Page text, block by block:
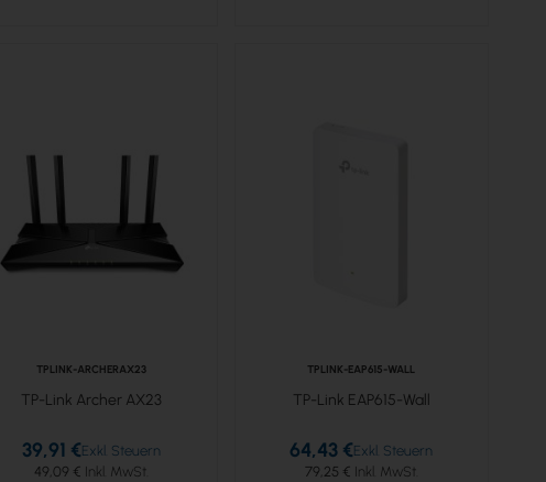
TPLINK-ARCHERAX23
TP-Link Archer AX23
49,09 €
39,91 €
TPLINK-EAP615-WALL
TP-Link EAP615-Wall
79,25 €
64,43 €